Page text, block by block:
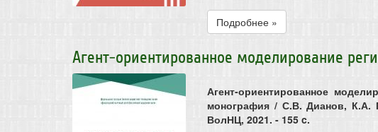
Подробнее »
Агент-ориентированное моделирование
Агент-ориентированное
монография / С.В. Дианов, К.А.
ВолНЦ, 2021. - 155 c.